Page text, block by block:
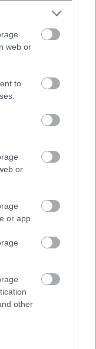
web or
to
or
or app.
other
εν
–